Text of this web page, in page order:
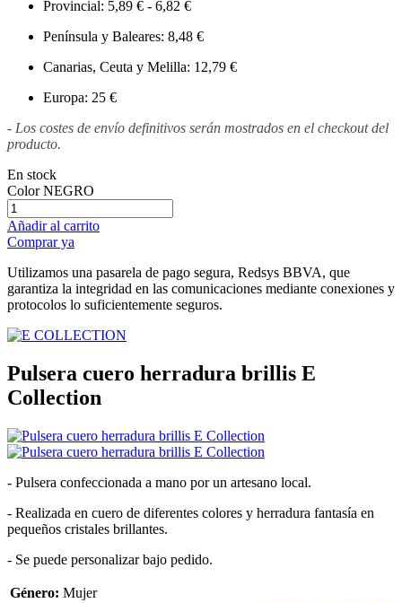
Provincial: 5,89 € - 6,82 €
Península y Baleares: 8,48 €
Canarias, Ceuta y Melilla: 12,79 €
Europa: 25 €
- Los costes de envío definitivos serán mostrados en el checkout del
producto.
En stock
Color NEGRO
Añadir al carrito
Comprar ya
Utilizamos una pasarela de pago segura, Redsys BBVA, que
garantiza la integridad en las comunicaciones mediante conexiones y
protocolos lo suficientemente seguros.
Pulsera cuero herradura brillis E
Collection
- Pulsera confeccionada a mano por un artesano local.
- Realizada en cuero de diferentes colores y herradura fantasía en
pequeños cristales brillantes.
- Se puede personalizar bajo pedido.
Género: Mujer